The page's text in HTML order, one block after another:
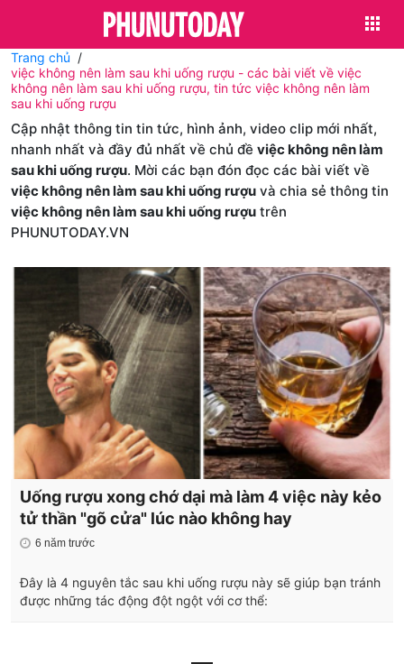
Trang chủ
việc không nên làm sau khi uống rượu - các bài viết về việc
không nên làm sau khi uống rượu, tin tức việc không nên làm
sau khi uống rượu
Cập nhật thông tin tin tức, hình ảnh, video clip mới nhất,
nhanh nhất và đầy đủ nhất về chủ đề việc không nên làm
sau khi uống rượu. Mời các bạn đón đọc các bài viết về
việc không nên làm sau khi uống rượu và chia sẻ thông tin
việc không nên làm sau khi uống rượu trên
PHUNUTODAY.VN
Uống rượu xong chớ dại mà làm 4 việc này kẻo
tử thần "gõ cửa" lúc nào không hay
6 năm trước
Đây là 4 nguyên tắc sau khi uống rượu này sẽ giúp bạn tránh
được những tác động đột ngột với cơ thể: